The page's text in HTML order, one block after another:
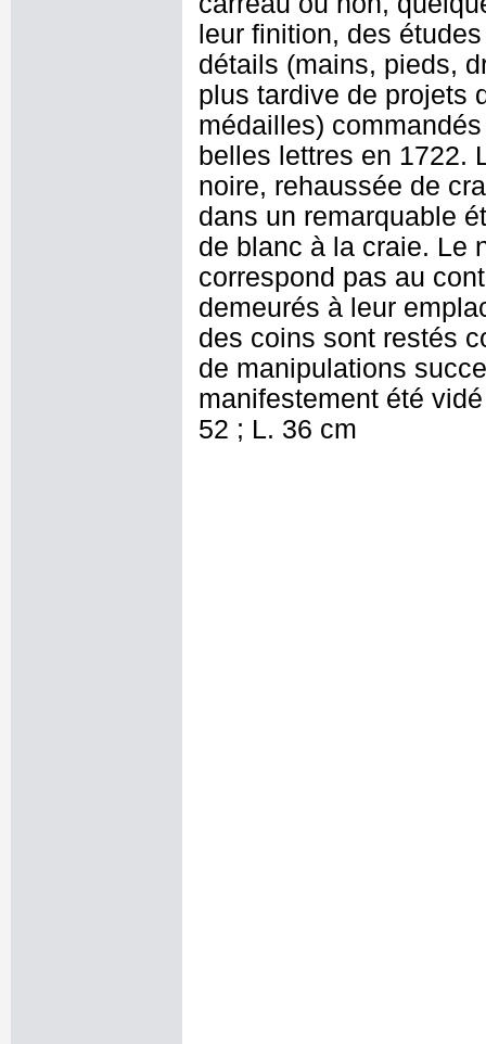
leur finition, des
détails (mains, pieds,
plus tardive de projets
médailles)
belles lettres en 1722.
noire, rehaussée de
dans un remarquable
de blanc à la craie. Le
correspond pas au
demeurés à leur
des coins sont restés
de manipulations
manifestement été
52 ; L. 36 cm